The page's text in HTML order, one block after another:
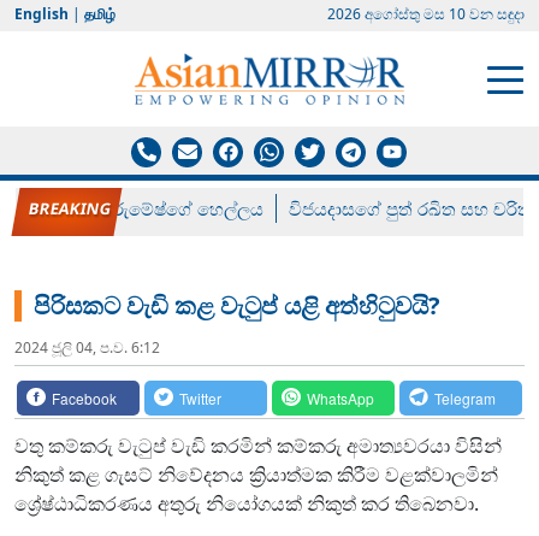
English | தமிழ் 2026 අගෝස්‍තු මස 10 වන සඳුදා
රන් ගෙනා රුමේෂ්ගේ හෙල්ලය විජයදාසගේ පුත් රඛිත සහ චරිත්
පිරිසකට වැඩි කළ වැටුප් යළි අත්හිටුවයි?
2024 ජූලි 04, ප.ව. 6:12
Facebook Twitter WhatsApp Telegram
වතු කම්කරු වැටුප් වැඩි කරමින් කම්කරු අමාත්‍යවරයා විසින්
නිකුත් කළ ගැසට් නිවේදනය ක්‍රියාත්මක කිරීම වළක්වාලමින්
ශ්‍රේෂ්ඨාධිකරණය අතුරු නියෝගයක් නිකුත් කර තිබෙනවා.